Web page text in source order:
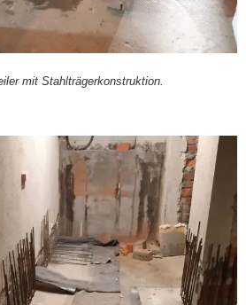
mit Stahl­trä­ger­kon­struk­ti­on.